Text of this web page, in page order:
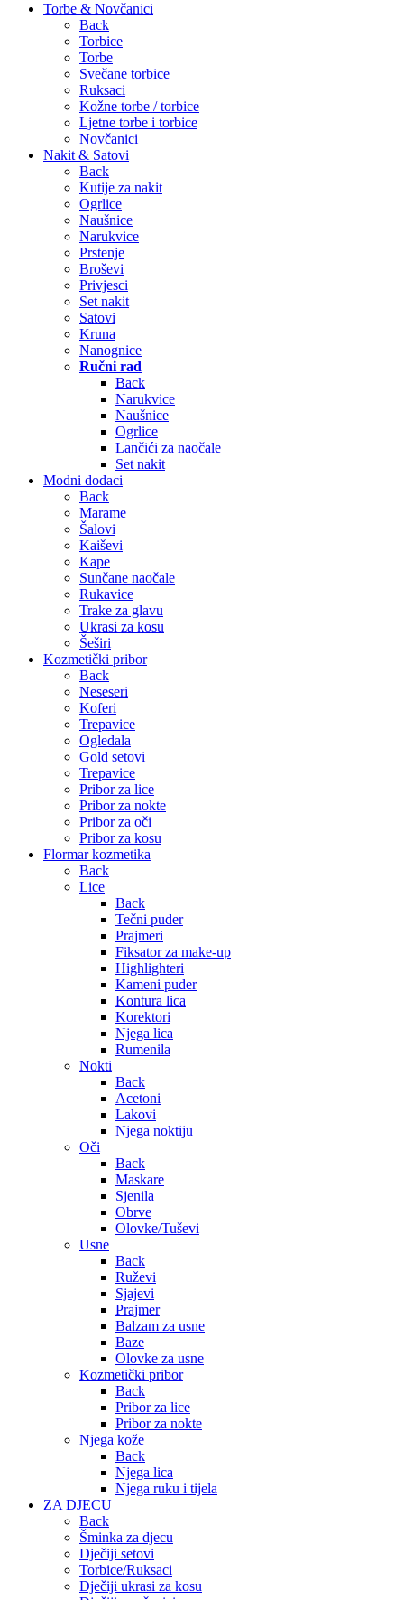
Torbe & Novčanici
Back
Torbice
Torbe
Svečane torbice
Ruksaci
Kožne torbe / torbice
Ljetne torbe i torbice
Novčanici
Nakit & Satovi
Back
Kutije za nakit
Ogrlice
Naušnice
Narukvice
Prstenje
Broševi
Privjesci
Set nakit
Satovi
Kruna
Nanognice
Ručni rad
Back
Narukvice
Naušnice
Ogrlice
Lančići za naočale
Set nakit
Modni dodaci
Back
Marame
Šalovi
Kaiševi
Kape
Sunčane naočale
Rukavice
Trake za glavu
Ukrasi za kosu
Šeširi
Kozmetički pribor
Back
Neseseri
Koferi
Trepavice
Ogledala
Gold setovi
Trepavice
Pribor za lice
Pribor za nokte
Pribor za oči
Pribor za kosu
Flormar kozmetika
Back
Lice
Back
Tečni puder
Prajmeri
Fiksator za make-up
Highlighteri
Kameni puder
Kontura lica
Korektori
Njega lica
Rumenila
Nokti
Back
Acetoni
Lakovi
Njega noktiju
Oči
Back
Maskare
Sjenila
Obrve
Olovke/Tuševi
Usne
Back
Ruževi
Sjajevi
Prajmer
Balzam za usne
Baze
Olovke za usne
Kozmetički pribor
Back
Pribor za lice
Pribor za nokte
Njega kože
Back
Njega lica
Njega ruku i tijela
ZA DJECU
Back
Šminka za djecu
Dječiji setovi
Torbice/Ruksaci
Dječiji ukrasi za kosu